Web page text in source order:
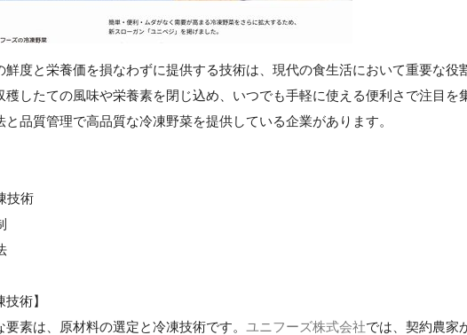
度と栄養価を損なわずに提供する技術は、現代の食生活において重要な役
したての風味や栄養素を閉じ込め、いつでも手軽に使える便利さで注目を
品質管理で高品質な冷凍野菜を提供している企業があります。
技術
術】
素は、原材料の選定と冷凍技術です。 ユニフーズ株式会社では、契約農家